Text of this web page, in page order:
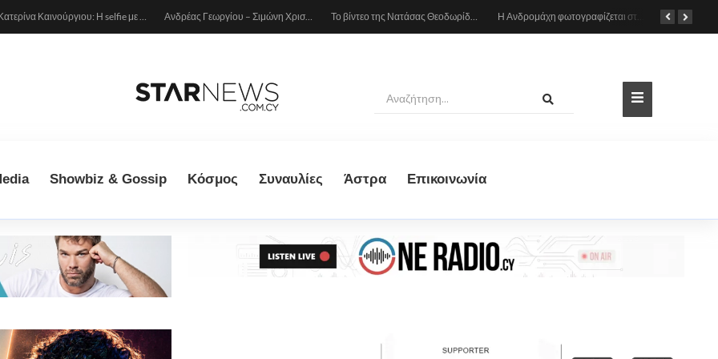
Κατερίνα Καινούργιου: Η selfie με μπλε μαγιό κάτω από τον ήλιο – Η λεπτομέρεια που λατρέψαμε (φωτογραφία) Ανδρέας Γεωργίου – Σιμώνη Χριστοδούλου: Ερωτευμένοι στο Μιλάνο! Το βίντεο της Νατάσας Θεοδωρίδου με τη μητέρα της από το αυτοκίνητο: «Πες κάτι στο κοινό σου ρε μαμά»
Showbiz & Gossip Κόσμος Συναυλίες Άστρα Eπικοινωνία